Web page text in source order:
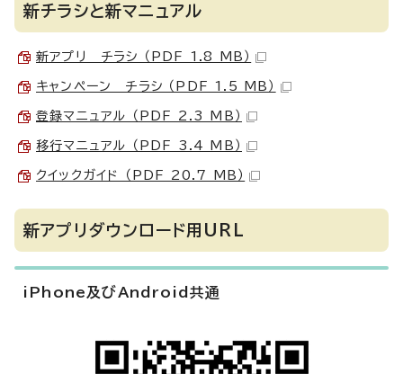
新チラシと新マニュアル
新アプリ チラシ （PDF 1.8 MB）
キャンペーン チラシ （PDF 1.5 MB）
登録マニュアル （PDF 2.3 MB）
移行マニュアル （PDF 3.4 MB）
クイックガイド （PDF 20.7 MB）
新アプリダウンロード用URL
iPhone及びAndroid共通